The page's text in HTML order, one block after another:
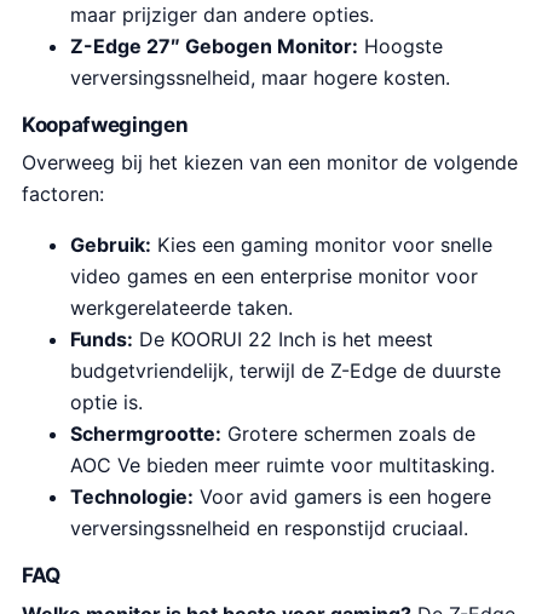
maar prijziger dan andere opties.
Z-Edge 27″ Gebogen Monitor: Hoogste
verversingssnelheid, maar hogere kosten.
Koopafwegingen
Overweeg bij het kiezen van een monitor de volgende
factoren:
Gebruik: Kies een gaming monitor voor snelle
video games en een enterprise monitor voor
werkgerelateerde taken.
Funds: De KOORUI 22 Inch is het meest
budgetvriendelijk, terwijl de Z-Edge de duurste
optie is.
Schermgrootte: Grotere schermen zoals de
AOC Ve bieden meer ruimte voor multitasking.
Technologie: Voor avid gamers is een hogere
verversingssnelheid en responstijd cruciaal.
FAQ